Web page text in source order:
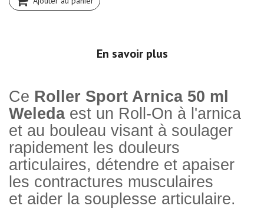
En savoir plus
Ce Roller Sport Arnica 50 ml
Weledaest un Roll-On à l'arnica
et au bouleau visant à soulager
rapidement les douleurs
articulaires, détendre et apaiser
les contractures musculaires
et aider la souplesse articulaire.